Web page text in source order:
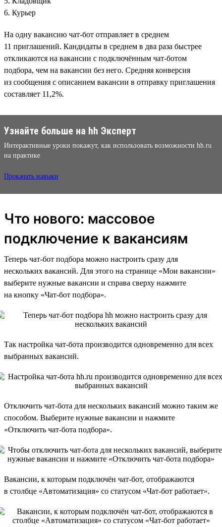
6. Курьер
На одну вакансию чат-бот отправляет в среднем
11 приглашений. Кандидаты в среднем в два раза быстрее
откликаются на вакансии с подключённым чат-ботом
подбора, чем на вакансии без него. Средняя конверсия
из сообщения с описанием вакансии в отправку приглашения
составляет 11,2%.
Узнайте больше на hh Эксперт
Интерактивные уроки покажут, как использовать возможности hh.ru
на практике
Прокачать навыки
Что нового: массовое
подключение к вакансиям
Теперь чат-бот подбора можно настроить сразу для
нескольких вакансий. Для этого на странице «Мои вакансии»
выберите нужные вакансии и справа сверху нажмите
на кнопку «Чат-бот подбора».
Так настройка чат-бота производится одновременно для всех
выбранных вакансий.
Отключить чат-бота для нескольких вакансий можно таким же
способом. Выберите нужные вакансии и нажмите
«Отключить чат-бота подбора».
Вакансии, к которым подключён чат-бот, отображаются
в столбце «Автоматизация» со статусом «Чат-бот работает».